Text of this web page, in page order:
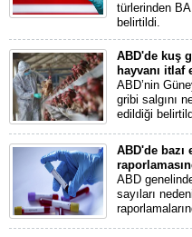
türlerinden
belirtildi.
ABD'de kuş
hayvanı itlaf
ABD’nin
gribi salgını
edildiği
ABD'de
ABD
sayıları